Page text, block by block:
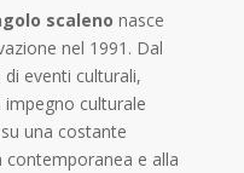
scaleno nasce
nel 1991. Dal
eventi culturali,
culturale
una costante
contemporanea e alla